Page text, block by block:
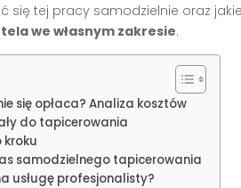
się tej pracy samodzielnie oraz
we własnym zakresie.
się opłaca? Analiza kosztów
do tapicerowania
kroku
samodzielnego tapicerowania
usługę profesjonalisty?